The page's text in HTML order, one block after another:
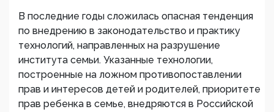
В последние годы сложилась опасная тенденция
по внедрению в законодательство и практику
технологий, направленных на разрушение
института семьи. Указанные технологии,
построенные на ложном противопоставлении
прав и интересов детей и родителей, приоритете
прав ребенка в семье, внедряются в Российской